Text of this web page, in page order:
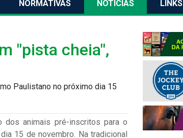
NORMATIVAS NOTÍCIAS LINKS
"pista cheia",
Paulistano no próximo dia 15
dos animais pré-inscritos para o
15 de novembro. Na tradicional